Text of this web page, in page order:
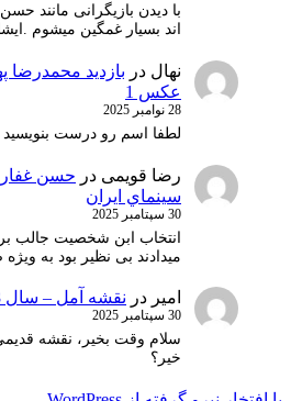
با دیدن بازیگرانی مانند
اند بسیار غمگین میشوم
نهال در
عکس 1
28 نوامبر 2025
لطفا اسم رو درست
رضا قویمی در
سينماي ايران
30 سپتامبر 2025
انتخاب ابن شخصیت جالب
میدادند بی نظیر بود به
امیر در نقشه آمل – سال 1328
30 سپتامبر 2025
سلام وقت بخیر، نقشه
خیر؟